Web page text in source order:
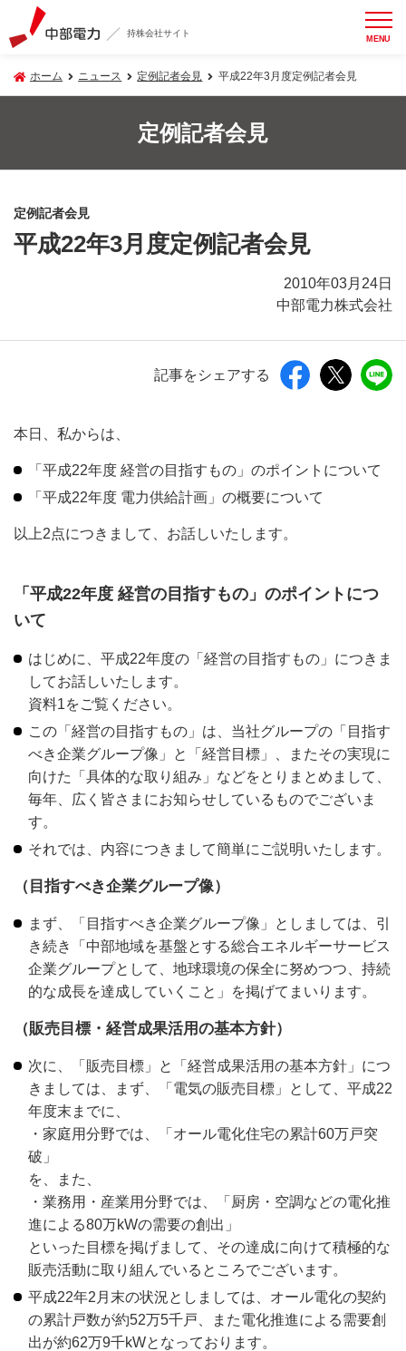
持株会社サイト MENU
ホーム ニュース 定例記者会見 平成22年3月度定例記者会見
定例記者会見
定例記者会見
平成22年3月度定例記者会見
2010年03月24日
中部電力株式会社
記事をシェアする
本日、私からは、
「平成22年度 経営の目指すもの」のポイントについて
「平成22年度 電力供給計画」の概要について
以上2点につきまして、お話しいたします。
「平成22年度 経営の目指すもの」のポイントにつ
いて
はじめに、平成22年度の「経営の目指すもの」につきま
してお話しいたします。
資料1をご覧ください。
この「経営の目指すもの」は、当社グループの「目指す
べき企業グループ像」と「経営目標」、またその実現に
向けた「具体的な取り組み」などをとりまとめまして、
毎年、広く皆さまにお知らせしているものでございま
す。
それでは、内容につきまして簡単にご説明いたします。
（目指すべき企業グループ像）
まず、「目指すべき企業グループ像」としましては、引
き続き「中部地域を基盤とする総合エネルギーサービス
企業グループとして、地球環境の保全に努めつつ、持続
的な成長を達成していくこと」を掲げてまいります。
（販売目標・経営成果活用の基本方針）
次に、「販売目標」と「経営成果活用の基本方針」につ
きましては、まず、「電気の販売目標」として、平成22
年度末までに、
・家庭用分野では、「オール電化住宅の累計60万戸突
破」
を、また、
・業務用・産業用分野では、「厨房・空調などの電化推
進による80万kWの需要の創出」
といった目標を掲げまして、その達成に向けて積極的な
販売活動に取り組んでいるところでございます。
平成22年2月末の状況としましては、オール電化の契約
の累計戸数が約52万5千戸、また電化推進による需要創
出が約62万9千kWとなっております。